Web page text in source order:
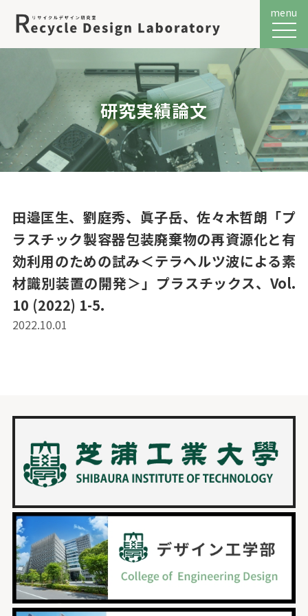
メニ
menu
研究実績論文
田邉匡生、劉庭秀、眞子岳、佐々木哲朗「プ
ラスチック製容器包装廃棄物の再資源化と有
効利用のための試み＜テラヘルツ波による素
材識別装置の開発＞」プラスチックス、Vol.
10 (2022) 1-5.
2022.10.01